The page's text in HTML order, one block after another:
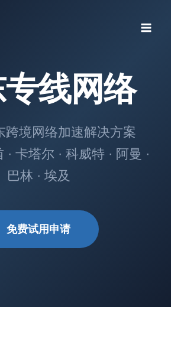
线网络
跨境网络加速解决方案
· 卡塔尔 · 科威特 · 阿曼 ·
巴林 · 埃及
免费试用申请